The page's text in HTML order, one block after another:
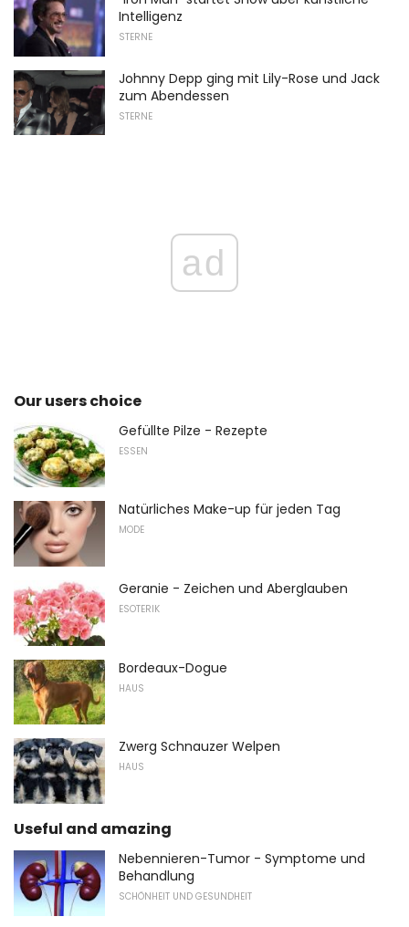
Intelligenz
STERNE
Johnny Depp ging mit Lily-Rose und Jack
zum Abendessen
STERNE
ad
Our users choice
Gefüllte Pilze - Rezepte
ESSEN
Natürliches Make-up für jeden Tag
MODE
Geranie - Zeichen und Aberglauben
ESOTERIK
Bordeaux-Dogue
HAUS
Zwerg Schnauzer Welpen
HAUS
Useful and amazing
Nebennieren-Tumor - Symptome und
Behandlung
SCHÖNHEIT UND GESUNDHEIT